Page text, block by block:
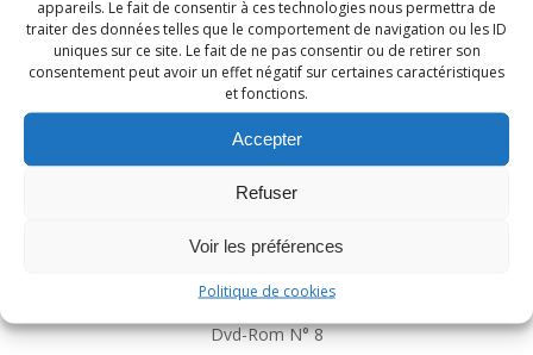
appareils. Le fait de consentir à ces technologies nous permettra de
traiter des données telles que le comportement de navigation ou les ID
uniques sur ce site. Le fait de ne pas consentir ou de retirer son
consentement peut avoir un effet négatif sur certaines caractéristiques
et fonctions.
Accepter
Refuser
Voir les préférences
Politique de cookies
Actualités
Arbres généalogiques
Base de données
Belgique
Bretagne
Centre-val-de-Loire
Décès
Discount
Dvd-Rom N° 8